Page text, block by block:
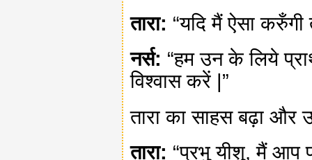
तारा: “यदि मैं ऐसा
नर्स: “हम उन के लिये
विश्वास करें |”
तारा का साहस बढ़ा और
तारा: “प्रभु यीशु, मैं आप